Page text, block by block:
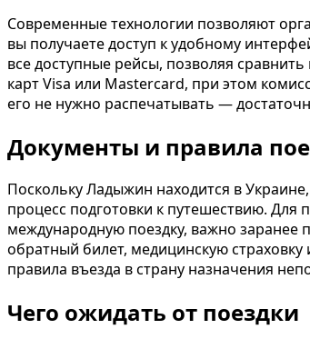
Современные технологии позволяют
вы получаете доступ к удобному
все доступные рейсы, позволяя
карт Visa или Mastercard, при этом
его не нужно распечатывать —
Документы и правила
Поскольку Ладыжин находится в
процесс подготовки к путешествию. Для
международную поездку, важно заранее
обратный билет, медицинскую
правила въезда в страну назначения
Чего ожидать от поездки